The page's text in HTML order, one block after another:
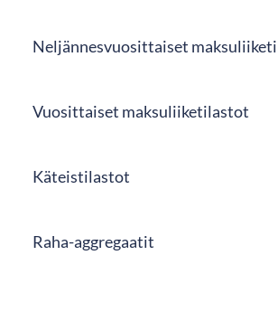
Neljännesvuosittaiset
Vuosittaiset maksuliiketilastot
Käteistilastot
Raha-aggregaatit